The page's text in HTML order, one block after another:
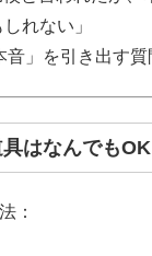
れない」
」を引き出す質
はなんでも
：